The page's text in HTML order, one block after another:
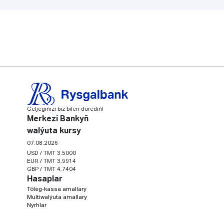
Geljegiňizi biz bilen dörediň!
Merkezi Bankyň
walýuta kursy
07.08.2026
USD / TMT 3.5000
EUR / TMT 3,9914
GBP / TMT 4,7404
Hasaplar
Töleg-kassa amallary
Multiwalýuta amallary
Nyrhlar